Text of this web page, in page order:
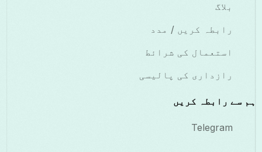
بلاگ
رابطہ کریں / مدد
استعمال کی شرائط
رازداری کی پالیسی
ہم سے رابطہ کریں
Telegram